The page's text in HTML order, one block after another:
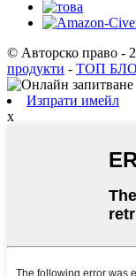
© Авторско право -
продукти - ТОП
Изпрати имейл
x